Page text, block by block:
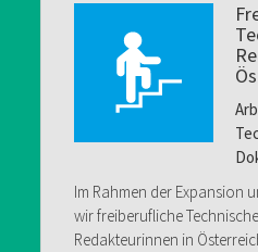
Im Rahmen der Expansion
wir freiberufliche
Redakteurinnen in